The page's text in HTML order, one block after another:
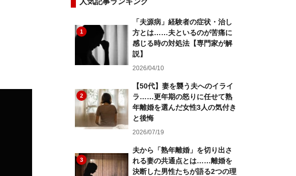
1
「夫源病」経験者の症状・治し
方とは……夫といるのが苦痛に
感じる時の対処法【専門家が解
説】
2026/04/10
2
【50代】妻を襲う夫へのイライ
ラ……更年期の怒りに任せて熟
年離婚を選んだ女性3人の気付き
と後悔
2026/07/19
3
夫から「熟年離婚」を切り出さ
れる妻の共通点とは……離婚を
決断した男性たちが語る2つの理